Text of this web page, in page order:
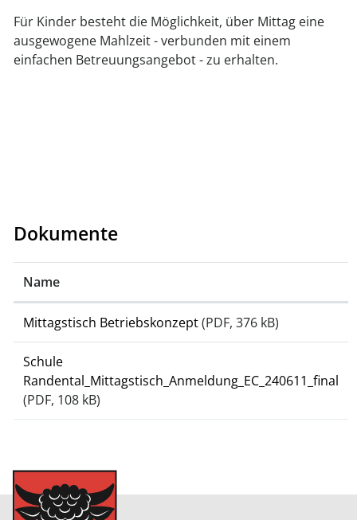
Für Kinder besteht die Möglichkeit, über Mittag eine
ausgewogene Mahlzeit - verbunden mit einem
einfachen Betreuungsangebot - zu erhalten.
Dokumente
Name
Mittagstisch Betriebskonzept(PDF, 376 kB)
Schule
Randental_Mittagstisch_Anmeldung_EC_240611_final
(PDF, 108 kB)